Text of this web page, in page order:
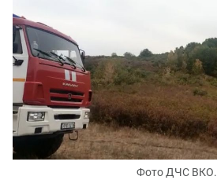
Фото ДЧС ВКО.